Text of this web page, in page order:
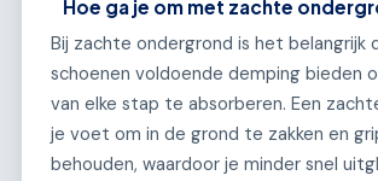
Hoe ga je om met zachte
Bij zachte ondergrond is het belangrijk
schoenen voldoende demping bieden
van elke stap te absorberen. Een
je voet om in de grond te zakken en
behouden, waardoor je minder snel